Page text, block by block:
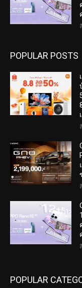
POPULAR POSTS
POPULAR